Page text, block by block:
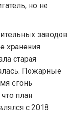
но не
заводов
хранения
старая
Пожарные
огонь
план
с 2018